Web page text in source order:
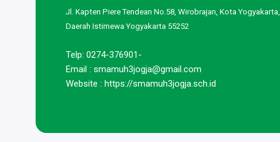
Jl. Kapten Piere Tendean No.58, Wirobrajan, Kota Yogyakarta,
Daerah Istimewa Yogyakarta 55252
Telp: 0274-376901-
Email : smamuh3jogja@gmail.com
Website : https://smamuh3jogja.sch.id